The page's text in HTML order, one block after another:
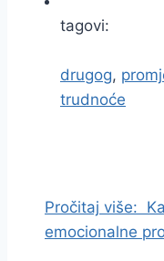
tagovi:
drugog,
trudnoće
Pročitaj više:
emocionalne